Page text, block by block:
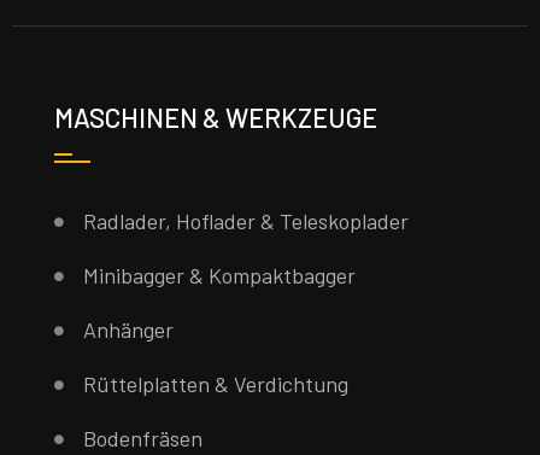
MASCHINEN & WERKZEUGE
Radlader, Hoflader & Teleskoplader
Minibagger & Kompaktbagger
Anhänger
Rüttelplatten & Verdichtung
Bodenfräsen